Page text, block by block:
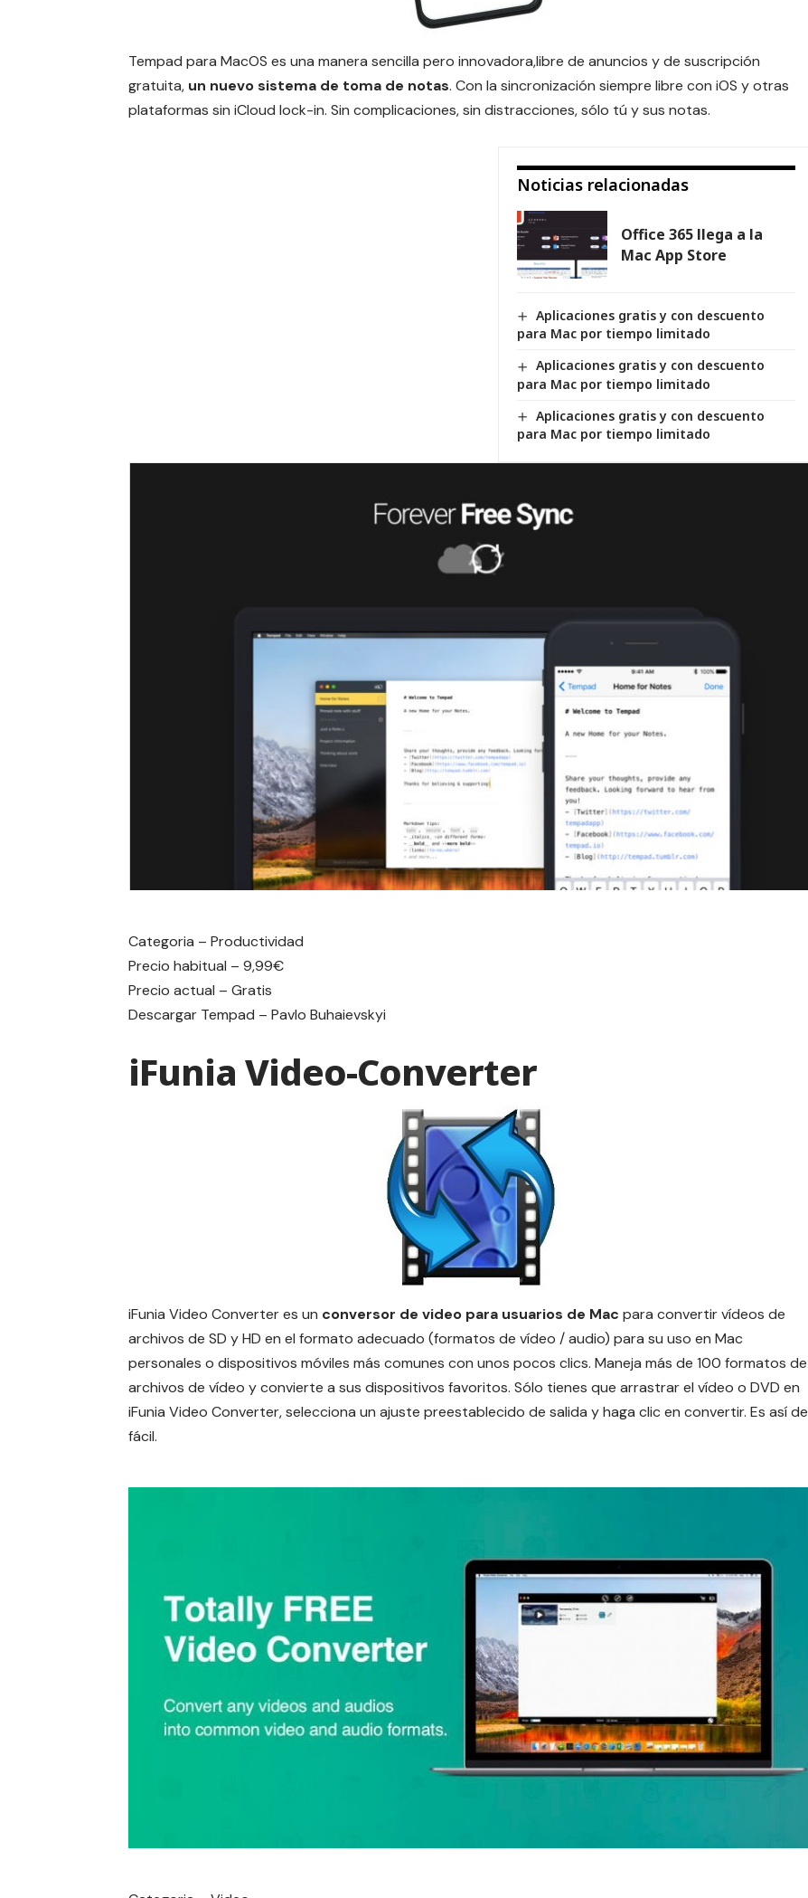
Tempad para MacOS es una manera sencilla pero innovadora,libre de anuncios y de suscripción
gratuita, un nuevo sistema de toma de notas. Con la sincronización siempre libre con iOS y otras
plataformas sin iCloud lock-in. Sin complicaciones, sin distracciones, sólo tú y sus notas.
Noticias relacionadas
Office 365 llega a la
Mac App Store
Aplicaciones gratis y con descuento
para Mac por tiempo limitado
Aplicaciones gratis y con descuento
para Mac por tiempo limitado
Aplicaciones gratis y con descuento
para Mac por tiempo limitado
Categoria – Productividad
Precio habitual – 9,99€
Precio actual – Gratis
Descargar Tempad – Pavlo Buhaievskyi
iFunia Video-Converter
iFunia Video Converter es un conversor de video para usuarios de Mac para convertir vídeos de
archivos de SD y HD en el formato adecuado (formatos de vídeo / audio) para su uso en Mac
personales o dispositivos móviles más comunes con unos pocos clics. Maneja más de 100 formatos de
archivos de vídeo y convierte a sus dispositivos favoritos. Sólo tienes que arrastrar el vídeo o DVD en
iFunia Video Converter, selecciona un ajuste preestablecido de salida y haga clic en convertir. Es así de
fácil.